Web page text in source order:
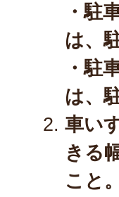
・駐
は、
・駐
は、
車い
きる
こと。